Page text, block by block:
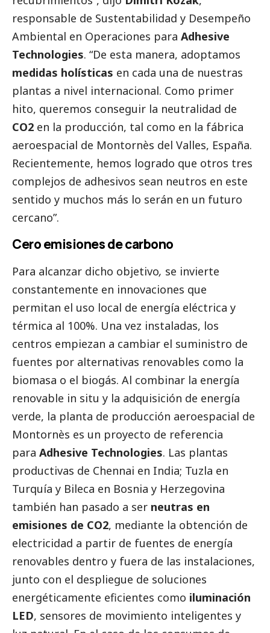
responsable de Sustentabilidad y Desempeño
Ambiental en Operaciones para Adhesive
Technologies. “De esta manera, adoptamos
medidas holísticas en cada una de nuestras
plantas a nivel internacional. Como primer
hito, queremos conseguir la neutralidad de
CO2 en la producción, tal como en la fábrica
aeroespacial de Montornès del Valles, España.
Recientemente, hemos logrado que otros tres
complejos de adhesivos sean neutros en este
sentido y muchos más lo serán en un futuro
cercano”.
Cero emisiones de carbono
Para alcanzar dicho objetivo, se invierte
constantemente en innovaciones que
permitan el uso local de energía eléctrica y
térmica al 100%. Una vez instaladas, los
centros empiezan a cambiar el suministro de
fuentes por alternativas renovables como la
biomasa o el biogás. Al combinar la energía
renovable in situ y la adquisición de energía
verde, la planta de producción aeroespacial de
Montornès es un proyecto de referencia
para Adhesive Technologies. Las plantas
productivas de Chennai en India; Tuzla en
Turquía y Bileca en Bosnia y Herzegovina
también han pasado a ser neutras en
emisiones de CO2, mediante la obtención de
electricidad a partir de fuentes de energía
renovables dentro y fuera de las instalaciones,
junto con el despliegue de soluciones
energéticamente eficientes como iluminación
LED, sensores de movimiento inteligentes y